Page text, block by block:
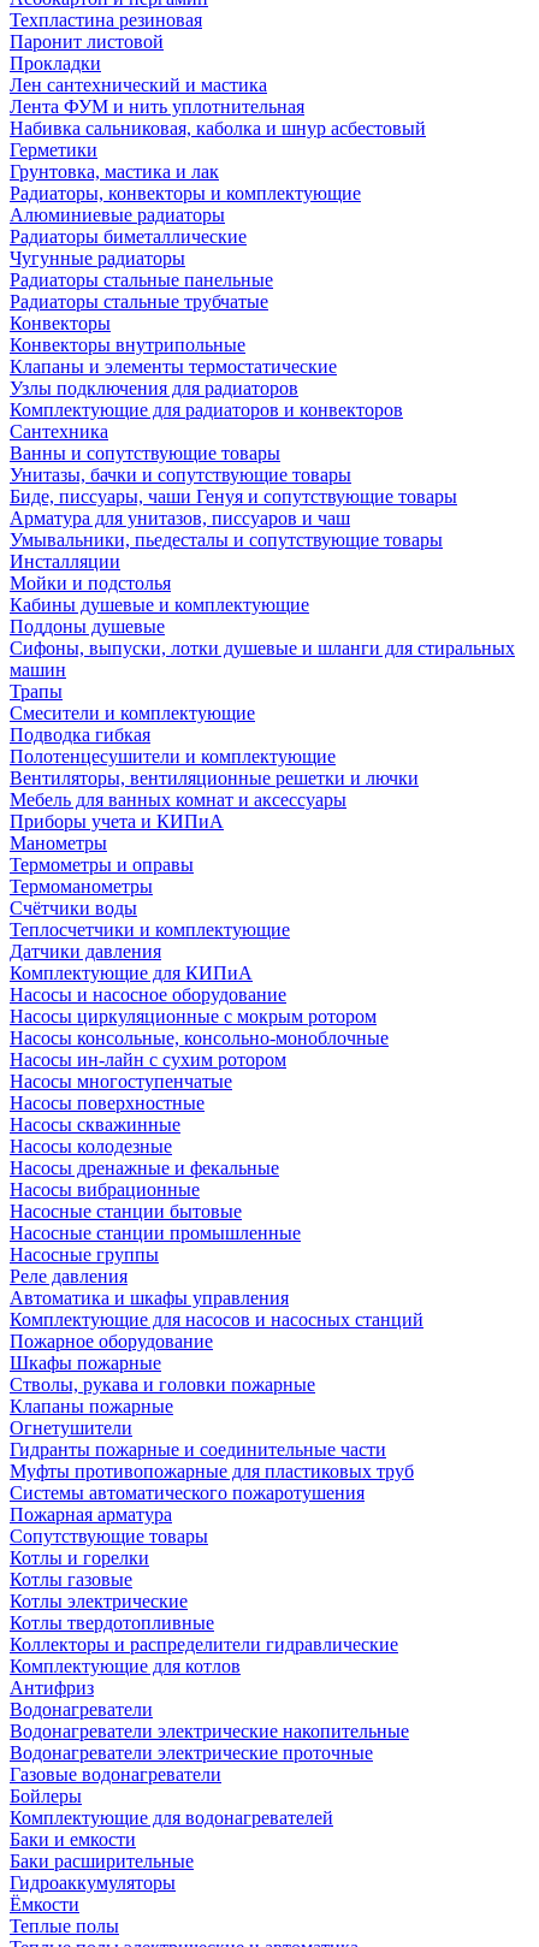
Техпластина резиновая
Паронит листовой
Прокладки
Лен сантехнический и мастика
Лента ФУМ и нить уплотнительная
Набивка сальниковая, каболка и шнур асбестовый
Герметики
Грунтовка, мастика и лак
Радиаторы, конвекторы и комплектующие
Алюминиевые радиаторы
Радиаторы биметаллические
Чугунные радиаторы
Радиаторы стальные панельные
Радиаторы стальные трубчатые
Конвекторы
Конвекторы внутрипольные
Клапаны и элементы термостатические
Узлы подключения для радиаторов
Комплектующие для радиаторов и конвекторов
Сантехника
Ванны и сопутствующие товары
Унитазы, бачки и сопутствующие товары
Биде, писсуары, чаши Генуя и сопутствующие товары
Арматура для унитазов, писсуаров и чаш
Умывальники, пьедесталы и сопутствующие товары
Инсталляции
Мойки и подстолья
Кабины душевые и комплектующие
Поддоны душевые
Сифоны, выпуски, лотки душевые и шланги для стиральных
машин
Трапы
Смесители и комплектующие
Подводка гибкая
Полотенцесушители и комплектующие
Вентиляторы, вентиляционные решетки и лючки
Мебель для ванных комнат и аксессуары
Приборы учета и КИПиА
Манометры
Термометры и оправы
Термоманометры
Счётчики воды
Теплосчетчики и комплектующие
Датчики давления
Комплектующие для КИПиА
Насосы и насосное оборудование
Насосы циркуляционные с мокрым ротором
Насосы консольные, консольно-моноблочные
Насосы ин-лайн с сухим ротором
Насосы многоступенчатые
Насосы поверхностные
Насосы скважинные
Насосы колодезные
Насосы дренажные и фекальные
Насосы вибрационные
Насосные станции бытовые
Насосные станции промышленные
Насосные группы
Реле давления
Автоматика и шкафы управления
Комплектующие для насосов и насосных станций
Пожарное оборудование
Шкафы пожарные
Стволы, рукава и головки пожарные
Клапаны пожарные
Огнетушители
Гидранты пожарные и соединительные части
Муфты противопожарные для пластиковых труб
Системы автоматического пожаротушения
Пожарная арматура
Сопутствующие товары
Котлы и горелки
Котлы газовые
Котлы электрические
Котлы твердотопливные
Коллекторы и распределители гидравлические
Комплектующие для котлов
Антифриз
Водонагреватели
Водонагреватели электрические накопительные
Водонагреватели электрические проточные
Газовые водонагреватели
Бойлеры
Комплектующие для водонагревателей
Баки и емкости
Баки расширительные
Гидроаккумуляторы
Ёмкости
Теплые полы